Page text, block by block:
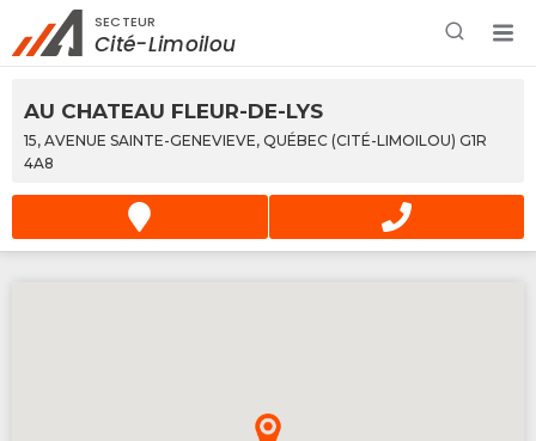
Rechercher à proximité - Entreprise / Rabais /
Services
SECTEUR
Cité-Limoilou
AU CHATEAU FLEUR-DE-LYS
15, AVENUE SAINTE-GENEVIEVE, QUÉBEC (CITÉ-LIMOILOU) G1R
4A8